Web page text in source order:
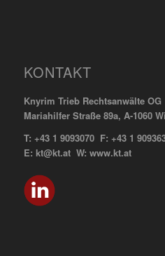
KONTAKT
Knyrim Trieb Rechtsanwälte OG
Mariahilfer Straße 89a, A-1060
T: +43 1 9093070 F: +43 1
E: kt@kt.at W: www.kt.at